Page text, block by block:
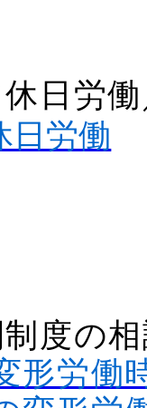
日労働
日労働
度の相
形労働